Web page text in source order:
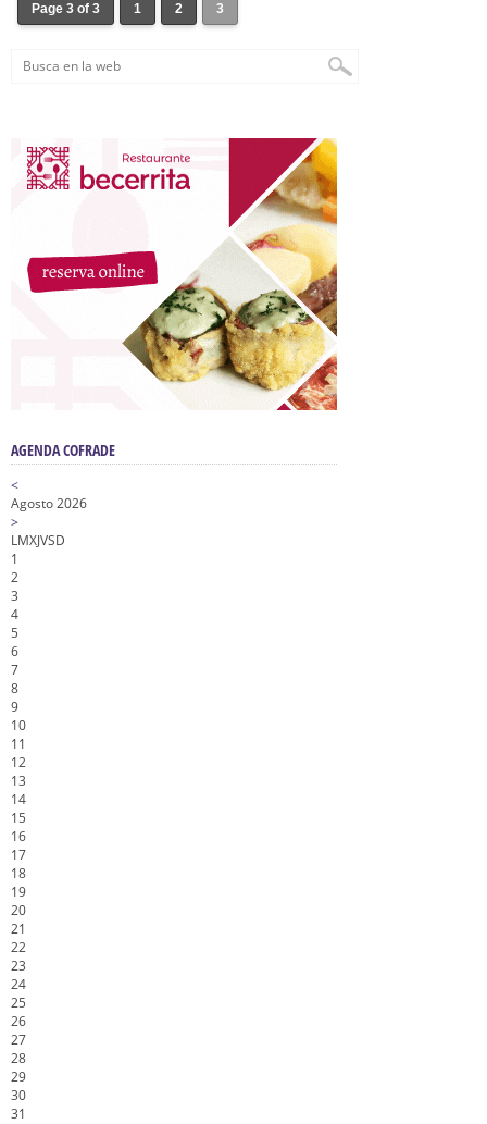
Page 3 of 3 1 2 3
AGENDA COFRADE
<
Agosto 2026
>
LMXJVSD
1
2
3
4
5
6
7
8
9
10
11
12
13
14
15
16
17
18
19
20
21
22
23
24
25
26
27
28
29
30
31